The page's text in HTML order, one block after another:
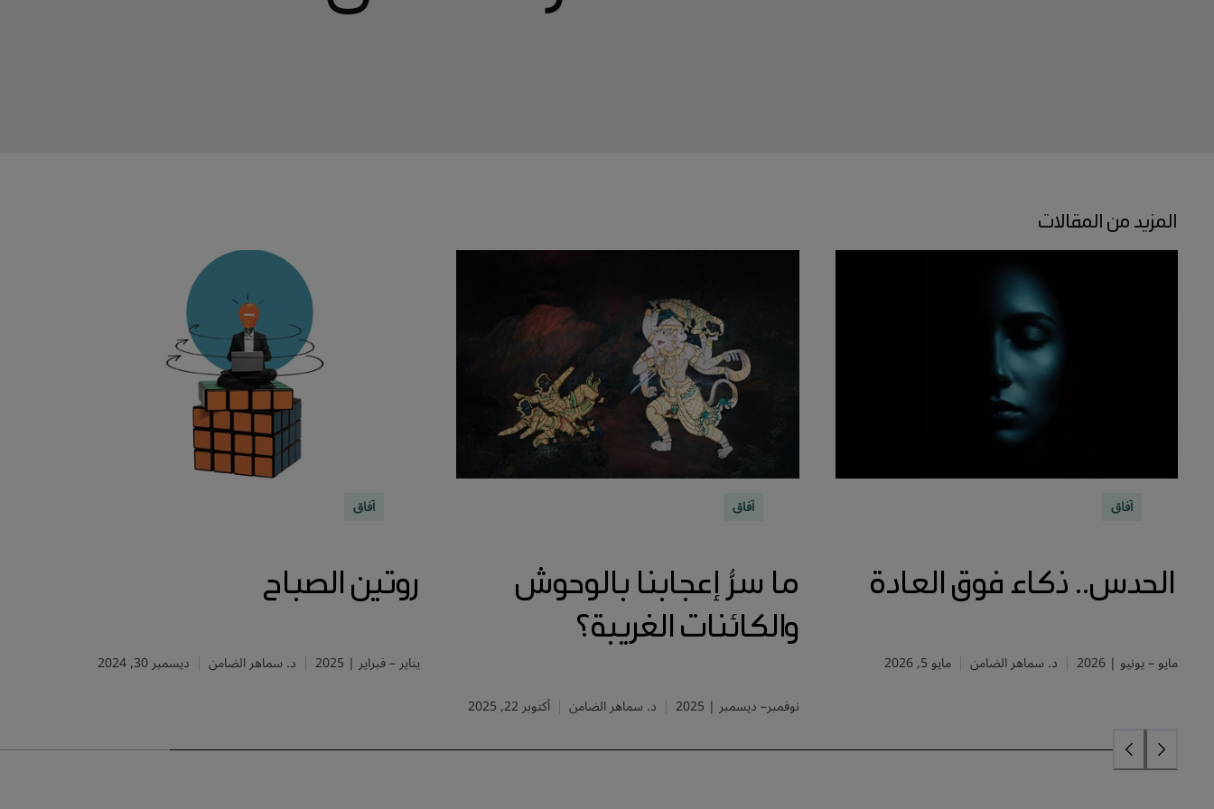
المزيد من المقالات
آفاق
الحدس.. ذكاء فوق العادة
مايو – يونيو | 2026 د. سماهر الضامن مايو 5, 2026
آفاق
ما سرُّ إعجابنا بالوحوش
والكائنات الغريبة؟
نوفمبر– ديسمبر | 2025 د. سماهر الضامن أكتوبر 22, 2025
آفاق
روتين الصباح
يناير – فبراير | 2025 د. سماهر الضامن ديسمبر 30, 2024